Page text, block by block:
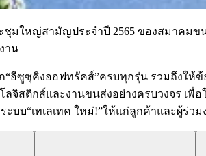
ชุมใหญ่สามัญประจำปี 2565 ของสมาค
าน
อีซูซุคิงออฟทรัคส์”ครบทุกรุ่น รวมถึงให้
จิสติกส์และงานขนส่งอย่างครบวงจร เ
บ“เทเลเทค ใหม่!”ให้แก่ลูกค้าและผู้ร่วม